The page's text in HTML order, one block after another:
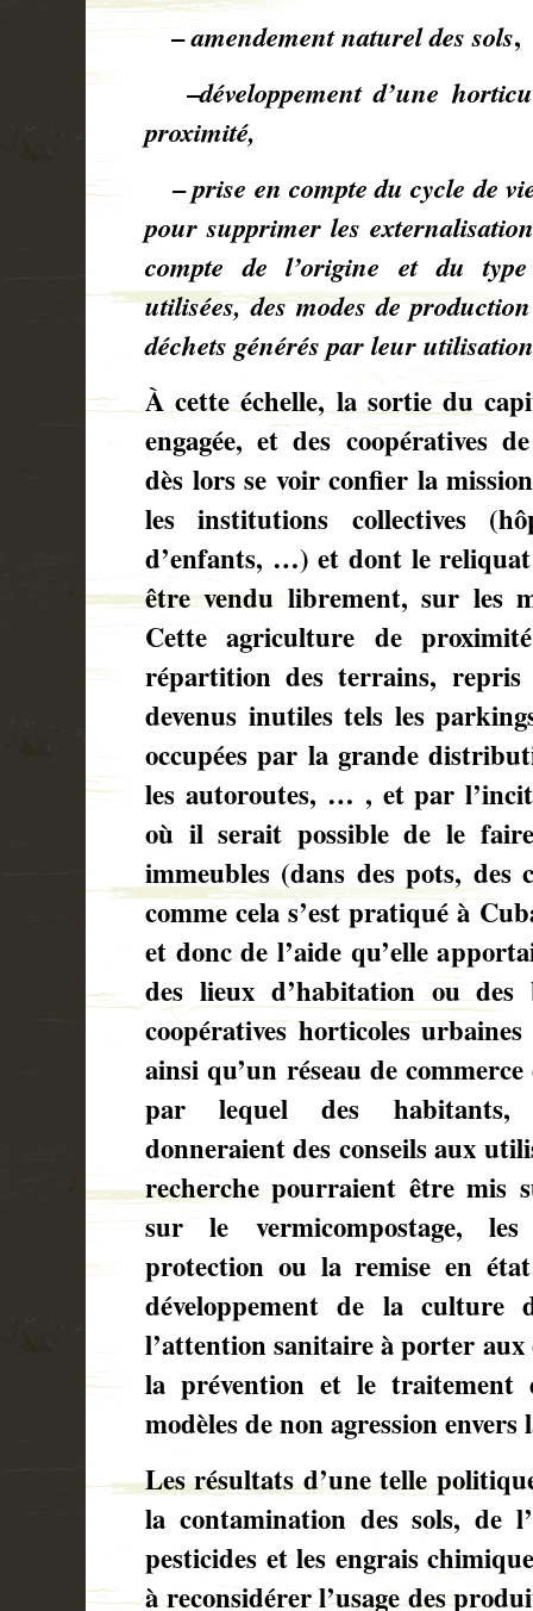
–amendement naturel des sols,
–développement d’une
proximité,
–prise en compte du cycle de
pour supprimer les
compte de l’origine et du
utilisées, des modes de
déchets générés par leur
À cette échelle, la sortie du
engagée, et des coopératives
dès lors se voir confier la
les institutions collectives
d’enfants, …) et dont le
être vendu librement, sur les
Cette agriculture de
répartition des terrains, repris
devenus inutiles tels les
occupées par la grande
les autoroutes, … , et par
où il serait possible de le
immeubles (dans des pots, des
comme cela s’est pratiqué à
et donc de l’aide qu’elle
des lieux d’habitation ou des
coopératives horticoles
ainsi qu’un réseau de
par lequel des habitants,
donneraient des conseils aux
recherche pourraient être mis
sur le vermicompostage,
protection ou la remise en
développement de la culture
l’attention sanitaire à porter aux
la prévention et le traitement
modèles de non agression
Les résultats d’une telle
la contamination des sols, de
pesticides et les engrais
à reconsidérer l’usage des